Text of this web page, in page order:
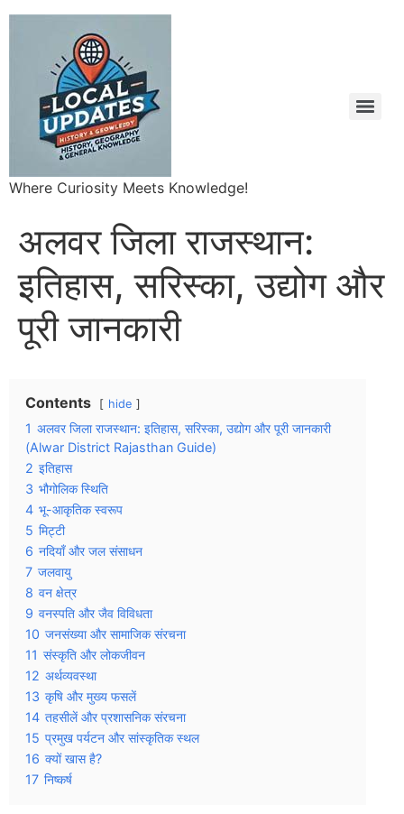
Where Curiosity Meets Knowledge!
अलवर जिला राजस्थान:
इतिहास, सरिस्का, उद्योग और
पूरी जानकारी
Contents hide
1 अलवर जिला राजस्थान: इतिहास, सरिस्का, उद्योग और पूरी जानकारी
(Alwar District Rajasthan Guide)
2 इतिहास
3 भौगोलिक स्थिति
4 भू-आकृतिक स्वरूप
5 मिट्टी
6 नदियाँ और जल संसाधन
7 जलवायु
8 वन क्षेत्र
9 वनस्पति और जैव विविधता
10 जनसंख्या और सामाजिक संरचना
11 संस्कृति और लोकजीवन
12 अर्थव्यवस्था
13 कृषि और मुख्य फसलें
14 तहसीलें और प्रशासनिक संरचना
15 प्रमुख पर्यटन और सांस्कृतिक स्थल
16 क्यों खास है?
17 निष्कर्ष